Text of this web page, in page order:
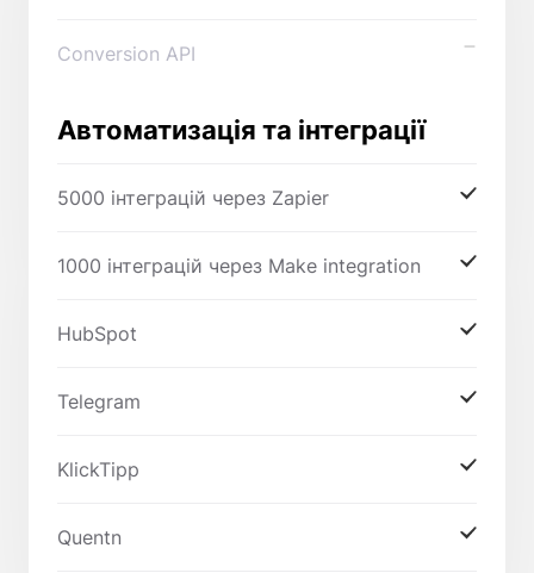
Conversion API
Автоматизація та інтеграції
5000 інтеграцій через Zapier
1000 інтеграцій через Make integration
HubSpot
Telegram
KlickTipp
Quentn